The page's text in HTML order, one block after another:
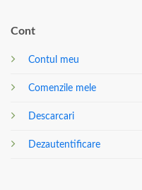
Cont
Contul meu
Comenzile mele
Descarcari
Dezautentificare